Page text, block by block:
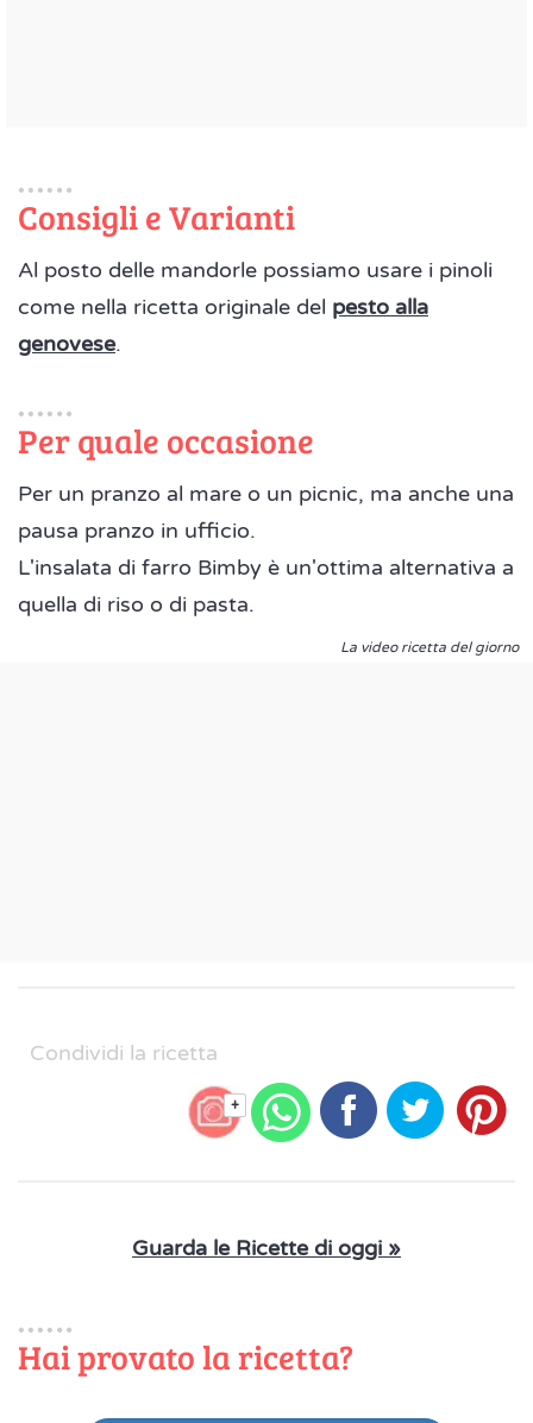
Consigli e Varianti
Al posto delle mandorle possiamo usare i pinoli
come nella ricetta originale del pesto alla
genovese.
Per quale occasione
Per un pranzo al mare o un picnic, ma anche una
pausa pranzo in ufficio.
L'insalata di farro Bimby è un'ottima alternativa a
quella di riso o di pasta.
La video ricetta del giorno
Condividi la ricetta
+
Guarda le Ricette di oggi »
Hai provato la ricetta?